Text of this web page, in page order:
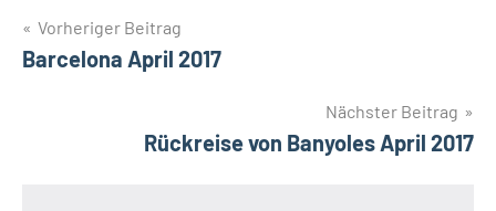
Beitragsnavigation
Vorheriger Beitrag
Barcelona April 2017
Nächster Beitrag
Rückreise von Banyoles April 2017